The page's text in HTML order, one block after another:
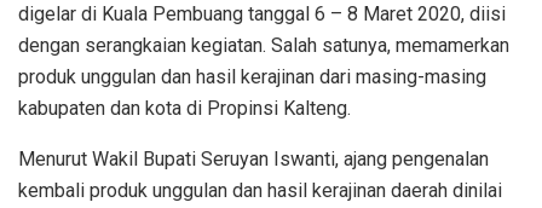
digelar di Kuala Pembuang tanggal 6 – 8 Maret 2020, diisi
dengan serangkaian kegiatan. Salah satunya, memamerkan
produk unggulan dan hasil kerajinan dari masing-masing
kabupaten dan kota di Propinsi Kalteng.
Menurut Wakil Bupati Seruyan Iswanti, ajang pengenalan
kembali produk unggulan dan hasil kerajinan daerah dinilai